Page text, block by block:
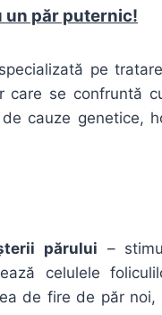
un păr puternic!
pe
care se confruntă
cauze genetice,
părului –
celulele
de fire de păr noi,